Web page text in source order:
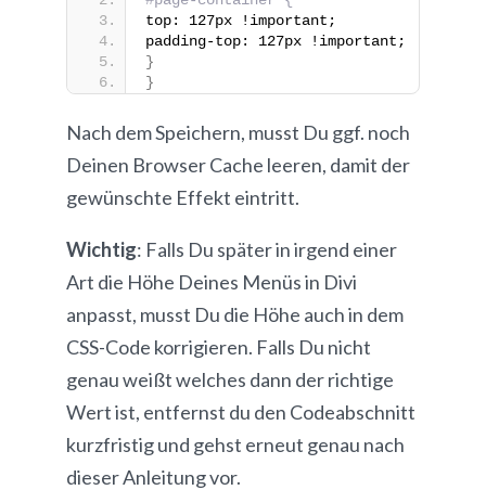
top: 127px !important;
padding-top: 127px !important;
}
}
Nach dem Speichern, musst Du ggf. noch
Deinen Browser Cache leeren, damit der
gewünschte Effekt eintritt.
Wichtig: Falls Du später in irgend einer
Art die Höhe Deines Menüs in Divi
anpasst, musst Du die Höhe auch in dem
CSS-Code korrigieren. Falls Du nicht
genau weißt welches dann der richtige
Wert ist, entfernst du den Codeabschnitt
kurzfristig und gehst erneut genau nach
dieser Anleitung vor.